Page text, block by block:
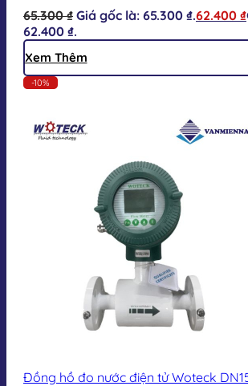
65.300₫ Giá gốc là: 65.300 ₫.62.400 ₫
62.400 ₫.
Xem Thêm
-10%
Đồng hồ đo nước điện tử Woteck